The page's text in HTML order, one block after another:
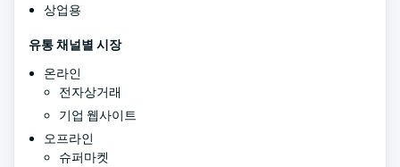
상업용
유통 채널별 시장
온라인
전자상거래
기업 웹사이트
오프라인
슈퍼마켓